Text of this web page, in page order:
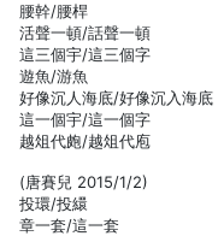
腰幹/腰桿
活聲一頓/話聲一頓
這三個宇/這三個字
遊魚/游魚
好像沉人海底/好像沉入海底
這一個宇/這一個字
越俎代皰/越俎代庖
(唐賽兒 2015/1/2)
投環/投繯
章一套/這一套